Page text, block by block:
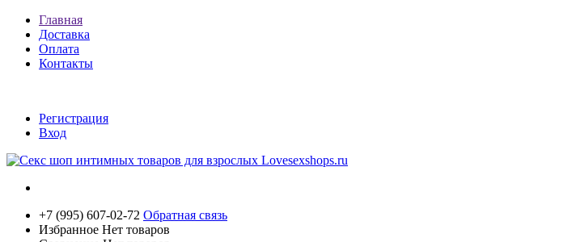
Главная
Доставка
Оплата
Контакты
Регистрация
Вход
+7 (995) 607-02-72 Обратная связь
Избранное Нет товаров